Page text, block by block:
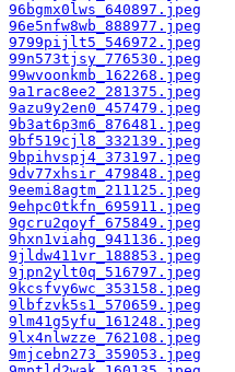
96bgmx0lws_640897.jpeg
96e5nfw8wb_888977.jpeg
9799pijlt5_546972.jpeg
99n573tjsy_776530.jpeg
99wvoonkmb_162268.jpeg
9a1rac8ee2_281375.jpeg
9azu9y2en0_457479.jpeg
9b3at6p3m6_876481.jpeg
9bf519cjl8_332139.jpeg
9bpihvspj4_373197.jpeg
9dv77xhsir_479848.jpeg
9eemi8agtm_211125.jpeg
9ehpc0tkfn_695911.jpeg
9gcru2qoyf_675849.jpeg
9hxn1viahg_941136.jpeg
9jldw411vr_188853.jpeg
9jpn2ylt0q_516797.jpeg
9kcsfvy6wc_353158.jpeg
9lbfzvk5s1_570659.jpeg
9lm41g5yfu_161248.jpeg
9lx4nlwzze_762108.jpeg
9mjcebn273_359053.jpeg